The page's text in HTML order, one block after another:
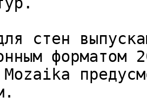
стен
форматом